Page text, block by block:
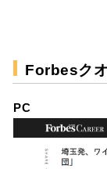
Forbesク
PC